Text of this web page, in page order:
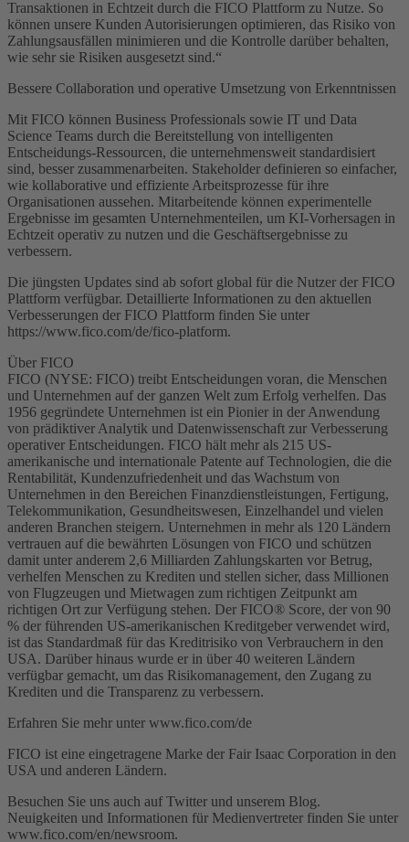
Transaktionen in Echtzeit durch die FICO Plattform zu Nutze. So
können unsere Kunden Autorisierungen optimieren, das Risiko von
Zahlungsausfällen minimieren und die Kontrolle darüber behalten,
wie sehr sie Risiken ausgesetzt sind.“
Bessere Collaboration und operative Umsetzung von Erkenntnissen
Mit FICO können Business Professionals sowie IT und Data
Science Teams durch die Bereitstellung von intelligenten
Entscheidungs-Ressourcen, die unternehmensweit standardisiert
sind, besser zusammenarbeiten. Stakeholder definieren so einfacher,
wie kollaborative und effiziente Arbeitsprozesse für ihre
Organisationen aussehen. Mitarbeitende können experimentelle
Ergebnisse im gesamten Unternehmenteilen, um KI-Vorhersagen in
Echtzeit operativ zu nutzen und die Geschäftsergebnisse zu
verbessern.
Die jüngsten Updates sind ab sofort global für die Nutzer der FICO
Plattform verfügbar. Detaillierte Informationen zu den aktuellen
Verbesserungen der FICO Plattform finden Sie unter
https://www.fico.com/de/fico-platform.
Über FICO
FICO (NYSE: FICO) treibt Entscheidungen voran, die Menschen
und Unternehmen auf der ganzen Welt zum Erfolg verhelfen. Das
1956 gegründete Unternehmen ist ein Pionier in der Anwendung
von prädiktiver Analytik und Datenwissenschaft zur Verbesserung
operativer Entscheidungen. FICO hält mehr als 215 US-
amerikanische und internationale Patente auf Technologien, die die
Rentabilität, Kundenzufriedenheit und das Wachstum von
Unternehmen in den Bereichen Finanzdienstleistungen, Fertigung,
Telekommunikation, Gesundheitswesen, Einzelhandel und vielen
anderen Branchen steigern. Unternehmen in mehr als 120 Ländern
vertrauen auf die bewährten Lösungen von FICO und schützen
damit unter anderem 2,6 Milliarden Zahlungskarten vor Betrug,
verhelfen Menschen zu Krediten und stellen sicher, dass Millionen
von Flugzeugen und Mietwagen zum richtigen Zeitpunkt am
richtigen Ort zur Verfügung stehen. Der FICO® Score, der von 90
% der führenden US-amerikanischen Kreditgeber verwendet wird,
ist das Standardmaß für das Kreditrisiko von Verbrauchern in den
USA. Darüber hinaus wurde er in über 40 weiteren Ländern
verfügbar gemacht, um das Risikomanagement, den Zugang zu
Krediten und die Transparenz zu verbessern.
Erfahren Sie mehr unter www.fico.com/de
FICO ist eine eingetragene Marke der Fair Isaac Corporation in den
USA und anderen Ländern.
Besuchen Sie uns auch auf Twitter und unserem Blog.
Neuigkeiten und Informationen für Medienvertreter finden Sie unter
www.fico.com/en/newsroom.